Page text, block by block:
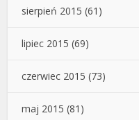
sierpień 2015 (61)
lipiec 2015 (69)
czerwiec 2015 (73)
maj 2015 (81)